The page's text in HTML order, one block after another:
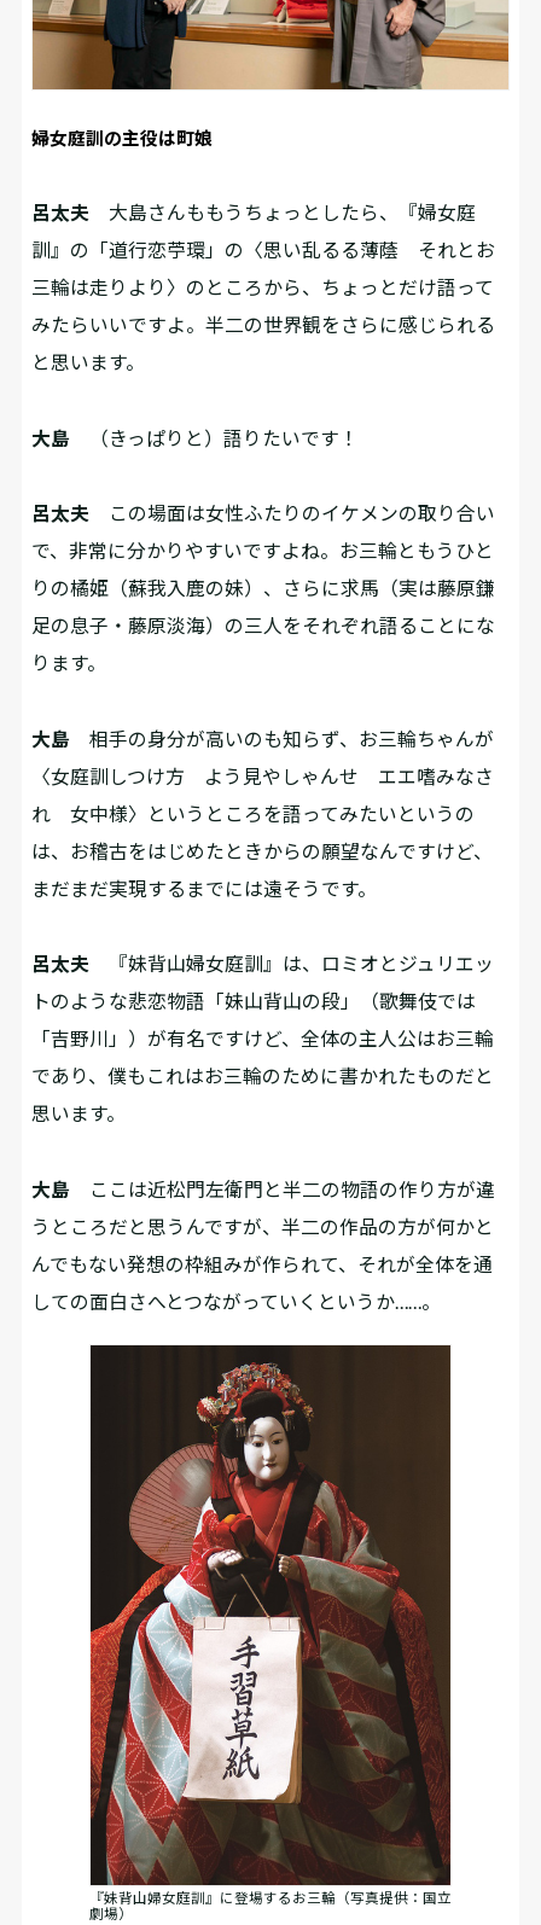
婦女庭訓の主役は町娘
呂太夫 大島さんももうちょっとしたら、『婦女庭
訓』の「道行恋苧環」の〈思い乱るる薄蔭 それとお
三輪は走りより〉のところから、ちょっとだけ語って
みたらいいですよ。半二の世界観をさらに感じられる
と思います。
大島 （きっぱりと）語りたいです！
呂太夫 この場面は女性ふたりのイケメンの取り合い
で、非常に分かりやすいですよね。お三輪ともうひと
りの橘姫（蘇我入鹿の妹）、さらに求馬（実は藤原鎌
足の息子・藤原淡海）の三人をそれぞれ語ることにな
ります。
大島 相手の身分が高いのも知らず、お三輪ちゃんが
〈女庭訓しつけ方 よう見やしゃんせ エエ嗜みなさ
れ 女中様〉というところを語ってみたいというの
は、お稽古をはじめたときからの願望なんですけど、
まだまだ実現するまでには遠そうです。
呂太夫 『妹背山婦女庭訓』は、ロミオとジュリエッ
トのような悲恋物語「妹山背山の段」（歌舞伎では
「吉野川」）が有名ですけど、全体の主人公はお三輪
であり、僕もこれはお三輪のために書かれたものだと
思います。
大島 ここは近松門左衛門と半二の物語の作り方が違
うところだと思うんですが、半二の作品の方が何かと
んでもない発想の枠組みが作られて、それが全体を通
しての面白さへとつながっていくというか……。
『妹背山婦女庭訓』に登場するお三輪（写真提供：国立
劇場）